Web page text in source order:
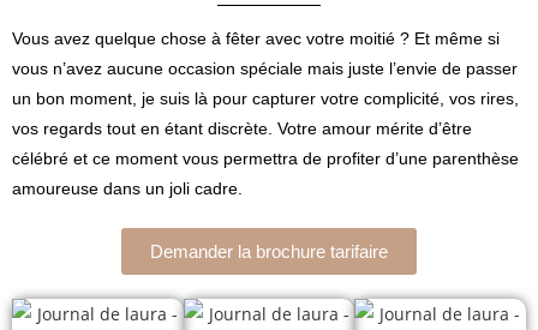
Vous avez quelque chose à fêter avec votre moitié ? Et même si
vous n’avez aucune occasion spéciale mais juste l’envie de passer
un bon moment, je suis là pour capturer votre complicité, vos rires,
vos regards tout en étant discrète. Votre amour mérite d’être
célébré et ce moment vous permettra de profiter d’une parenthèse
amoureuse dans un joli cadre.
Demander la brochure tarifaire